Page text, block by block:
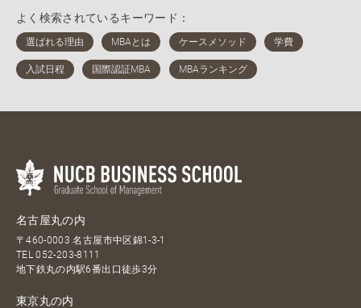
よく検索されているキーワード：
名古屋丸の内
〒460-0003 名古屋市中区錦1-3-1
TEL052-203-8111
地下鉄丸の内駅6番出口徒歩3分
東京丸の内